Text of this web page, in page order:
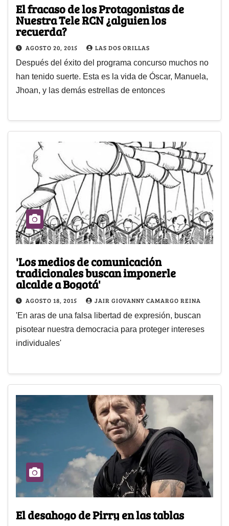
El fracaso de los Protagonistas de
Nuestra Tele RCN ¿alguien los
recuerda?
AGOSTO 20, 2015 LAS DOS ORILLAS
Después del éxito del programa concurso muchos no
han tenido suerte. Esta es la vida de Óscar, Manuela,
Jhoan, y las demás estrellas de entonces
'Los medios de comunicación
tradicionales buscan imponerle
alcalde a Bogotá'
AGOSTO 18, 2015 JAIR GIOVANNY CAMARGO REINA
'En aras de una falsa libertad de expresión, buscan
pisotear nuestra democracia para proteger intereses
individuales'
El desahogo de Pirry en las tablas